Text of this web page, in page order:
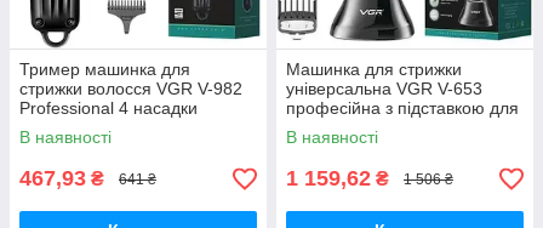
Тример машинка для
стрижки волосся VGR V-982
Professional 4 насадки
В наявності
467,93 ₴ 641 ₴
Машинка для стрижки
універсальна VGR V-653
професійна з підставкою для
зарядки
В наявності
1 159,62 ₴ 1 506 ₴